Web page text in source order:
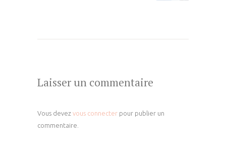
Laisser un commentaire
Vous devez vous connecter pour publier un
commentaire.